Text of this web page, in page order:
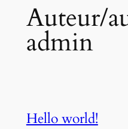
Auteur/
admin
Hello world!